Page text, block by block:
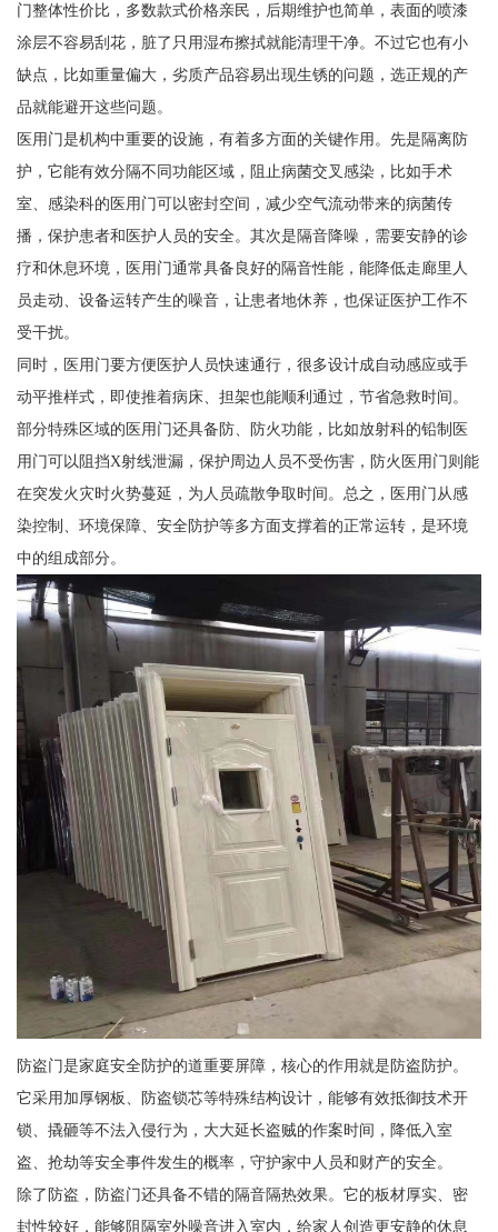
门整体性价比，多数款式价格亲民，后期维护也简单，表面的喷漆
涂层不容易刮花，脏了只用湿布擦拭就能清理干净。不过它也有小
缺点，比如重量偏大，劣质产品容易出现生锈的问题，选正规的产
品就能避开这些问题。
医用门是机构中重要的设施，有着多方面的关键作用。先是隔离防
护，它能有效分隔不同功能区域，阻止病菌交叉感染，比如手术
室、感染科的医用门可以密封空间，减少空气流动带来的病菌传
播，保护患者和医护人员的安全。其次是隔音降噪，需要安静的诊
疗和休息环境，医用门通常具备良好的隔音性能，能降低走廊里人
员走动、设备运转产生的噪音，让患者地休养，也保证医护工作不
受干扰。
同时，医用门要方便医护人员快速通行，很多设计成自动感应或手
动平推样式，即使推着病床、担架也能顺利通过，节省急救时间。
部分特殊区域的医用门还具备防、防火功能，比如放射科的铅制医
用门可以阻挡X射线泄漏，保护周边人员不受伤害，防火医用门则能
在突发火灾时火势蔓延，为人员疏散争取时间。总之，医用门从感
染控制、环境保障、安全防护等多方面支撑着的正常运转，是环境
中的组成部分。
防盗门是家庭安全防护的道重要屏障，核心的作用就是防盗防护。
它采用加厚钢板、防盗锁芯等特殊结构设计，能够有效抵御技术开
锁、撬砸等不法入侵行为，大大延长盗贼的作案时间，降低入室
盗、抢劫等安全事件发生的概率，守护家中人员和财产的安全。
除了防盗，防盗门还具备不错的隔音隔热效果。它的板材厚实、密
封性较好，能够阻隔室外噪音进入室内，给家人创造更安静的休息